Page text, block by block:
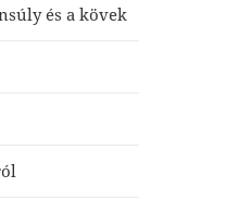
és a kövek